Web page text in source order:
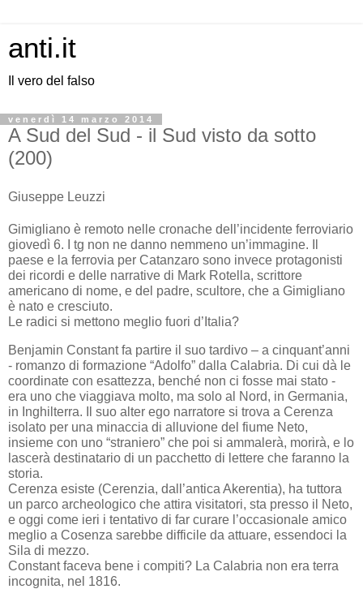
anti.it
Il vero del falso
venerdì 14 marzo 2014
A Sud del Sud - il Sud visto da sotto
(200)
Giuseppe Leuzzi
Gimigliano è remoto nelle cronache dell’incidente ferroviario
giovedì 6. I tg non ne danno nemmeno un’immagine. Il
paese e la ferrovia per Catanzaro sono invece protagonisti
dei ricordi e delle narrative di Mark Rotella, scrittore
americano di nome, e del padre, scultore, che a Gimigliano
è nato e cresciuto.
Le radici si mettono meglio fuori d’Italia?
Benjamin Constant fa partire il suo tardivo – a cinquant’anni
- romanzo di formazione “Adolfo” dalla Calabria. Di cui dà le
coordinate con esattezza, benché non ci fosse mai stato -
era uno che viaggiava molto, ma solo al Nord, in Germania,
in Inghilterra. Il suo alter ego narratore si trova a Cerenza
isolato per una minaccia di alluvione del fiume Neto,
insieme con uno “straniero” che poi si ammalerà, morirà, e lo
lascerà destinatario di un pacchetto di lettere che faranno la
storia.
Cerenza esiste (Cerenzia, dall’antica Akerentia), ha tuttora
un parco archeologico che attira visitatori, sta presso il Neto,
e oggi come ieri i tentativo di far curare l’occasionale amico
meglio a Cosenza sarebbe difficile da attuare, essendoci la
Sila di mezzo.
Constant faceva bene i compiti? La Calabria non era terra
incognita, nel 1816.